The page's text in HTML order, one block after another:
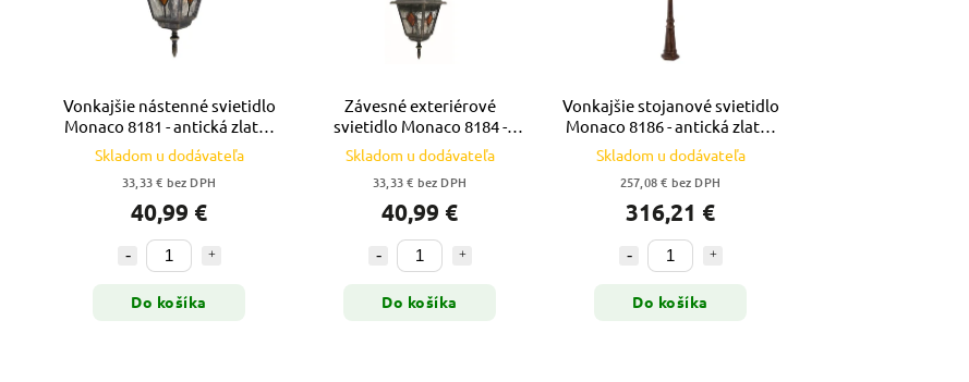
Vonkajšie nástenné svietidlo
Monaco 8181 - antická zlatá -
viacfarebná
Skladom u dodávateľa
33,33 € bez DPH
40,99 €
Do košíka
Závesné exteriérové
svietidlo Monaco 8184 -
antická zlatá - viacfarebná
Skladom u dodávateľa
33,33 € bez DPH
40,99 €
Do košíka
Vonkajšie stojanové svietidlo
Monaco 8186 - antická zlatá -
viacfarebná
Skladom u dodávateľa
257,08 € bez DPH
316,21 €
Do košíka